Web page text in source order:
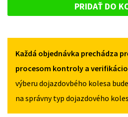
PRE
(FACELIFT)
2002-
PRIDAŤ DO
Každá objednávka prechádza
procesom kontroly a
výberu dojazdovbého kolesa
na správny typ dojazdového